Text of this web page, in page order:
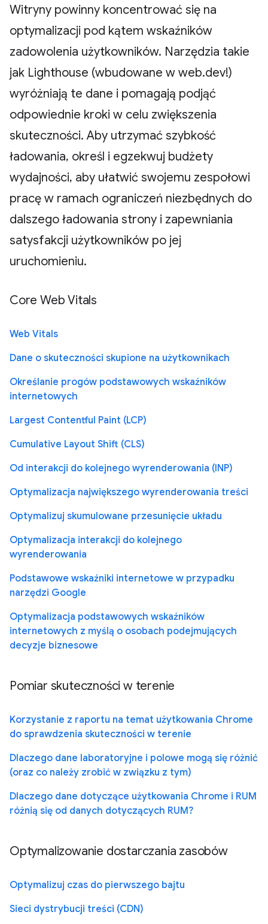
Witryny powinny koncentrować się na
optymalizacji pod kątem wskaźników
zadowolenia użytkowników. Narzędzia takie
jak Lighthouse (wbudowane w web.dev!)
wyróżniają te dane i pomagają podjąć
odpowiednie kroki w celu zwiększenia
skuteczności. Aby utrzymać szybkość
ładowania, określ i egzekwuj budżety
wydajności, aby ułatwić swojemu zespołowi
pracę w ramach ograniczeń niezbędnych do
dalszego ładowania strony i zapewniania
satysfakcji użytkowników po jej
uruchomieniu.
Core Web Vitals
Web Vitals
Dane o skuteczności skupione na użytkownikach
Określanie progów podstawowych wskaźników
internetowych
Largest Contentful Paint (LCP)
Cumulative Layout Shift (CLS)
Od interakcji do kolejnego wyrenderowania (INP)
Optymalizacja największego wyrenderowania treści
Optymalizuj skumulowane przesunięcie układu
Optymalizacja interakcji do kolejnego
wyrenderowania
Podstawowe wskaźniki internetowe w przypadku
narzędzi Google
Optymalizacja podstawowych wskaźników
internetowych z myślą o osobach podejmujących
decyzje biznesowe
Pomiar skuteczności w terenie
Korzystanie z raportu na temat użytkowania Chrome
do sprawdzenia skuteczności w terenie
Dlaczego dane laboratoryjne i polowe mogą się różnić
(oraz co należy zrobić w związku z tym)
Dlaczego dane dotyczące użytkowania Chrome i RUM
różnią się od danych dotyczących RUM?
Optymalizowanie dostarczania zasobów
Optymalizuj czas do pierwszego bajtu
Sieci dystrybucji treści (CDN)